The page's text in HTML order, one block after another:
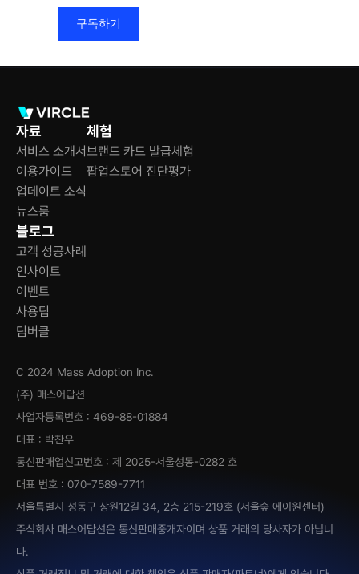
자료
서비스 소개서
이용가이드
업데이트 소식
뉴스룸
체험
브랜드 카드 발급체험
팝업스토어 진단평가
블로그
고객 성공사례
인사이트
이벤트
사용팁
팀버클
C 2024 Mass Adoption Inc.
(주) 매스어답션
사업자등록번호 : 469-88-01884
대표 : 박찬우
통신판매업신고번호 : 제 2025-서울성동-0282 호
대표 번호 : 070-7589-7711
서울특별시 성동구 상원12길 34, 2층 215-219호 (서울숲 에이원센터)
주식회사 매스어답션은 통신판매중개자이며 상품 거래의 당사자가 아닙니
다.